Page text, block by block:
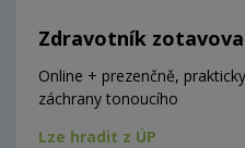
Zdravotník
Online + prezenčně,
záchrany tonoucího
Lze hradit z ÚP